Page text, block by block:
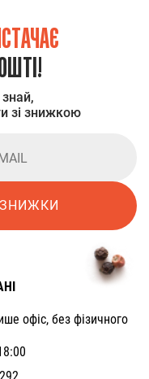
зі знижкою
офіс, без фізичного